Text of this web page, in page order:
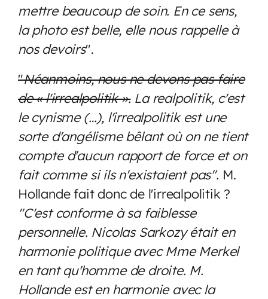
mettre beaucoup de soin. En ce sens,
la photo est belle, elle nous rappelle à
nos devoirs".
"Néanmoins, nous ne devons pas faire
de « l'irrealpolitik ».La realpolitik, c'est
le cynisme (…), l'irrealpolitik est une
sorte d'angélisme bêlant où on ne tient
compte d'aucun rapport de force et on
fait comme si ils n'existaient pas". M.
Hollande fait donc de l'irrealpolitik ?
"C'est conforme à sa faiblesse
personnelle. Nicolas Sarkozy était en
harmonie politique avec Mme Merkel
en tant qu'homme de droite. M.
Hollande est en harmonie avec la